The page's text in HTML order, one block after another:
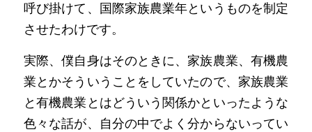
呼び掛けて、国際家族農業年というものを制定
させたわけです。
実際、僕自身はそのときに、家族農業、有機農
業とかそういうことをしていたので、家族農業
と有機農業とはどういう関係かといったような
色々な話が、自分の中でよく分からないってい